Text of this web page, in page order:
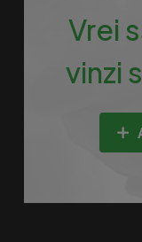
Vrei
vinzi